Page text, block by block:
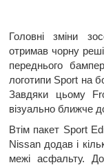
Головні зміни
отримав чорну
переднього
логотипи Sport на
Завдяки цьому
візуально ближче
Втім пакет Sport
Nissan додав і
межі асфальту.